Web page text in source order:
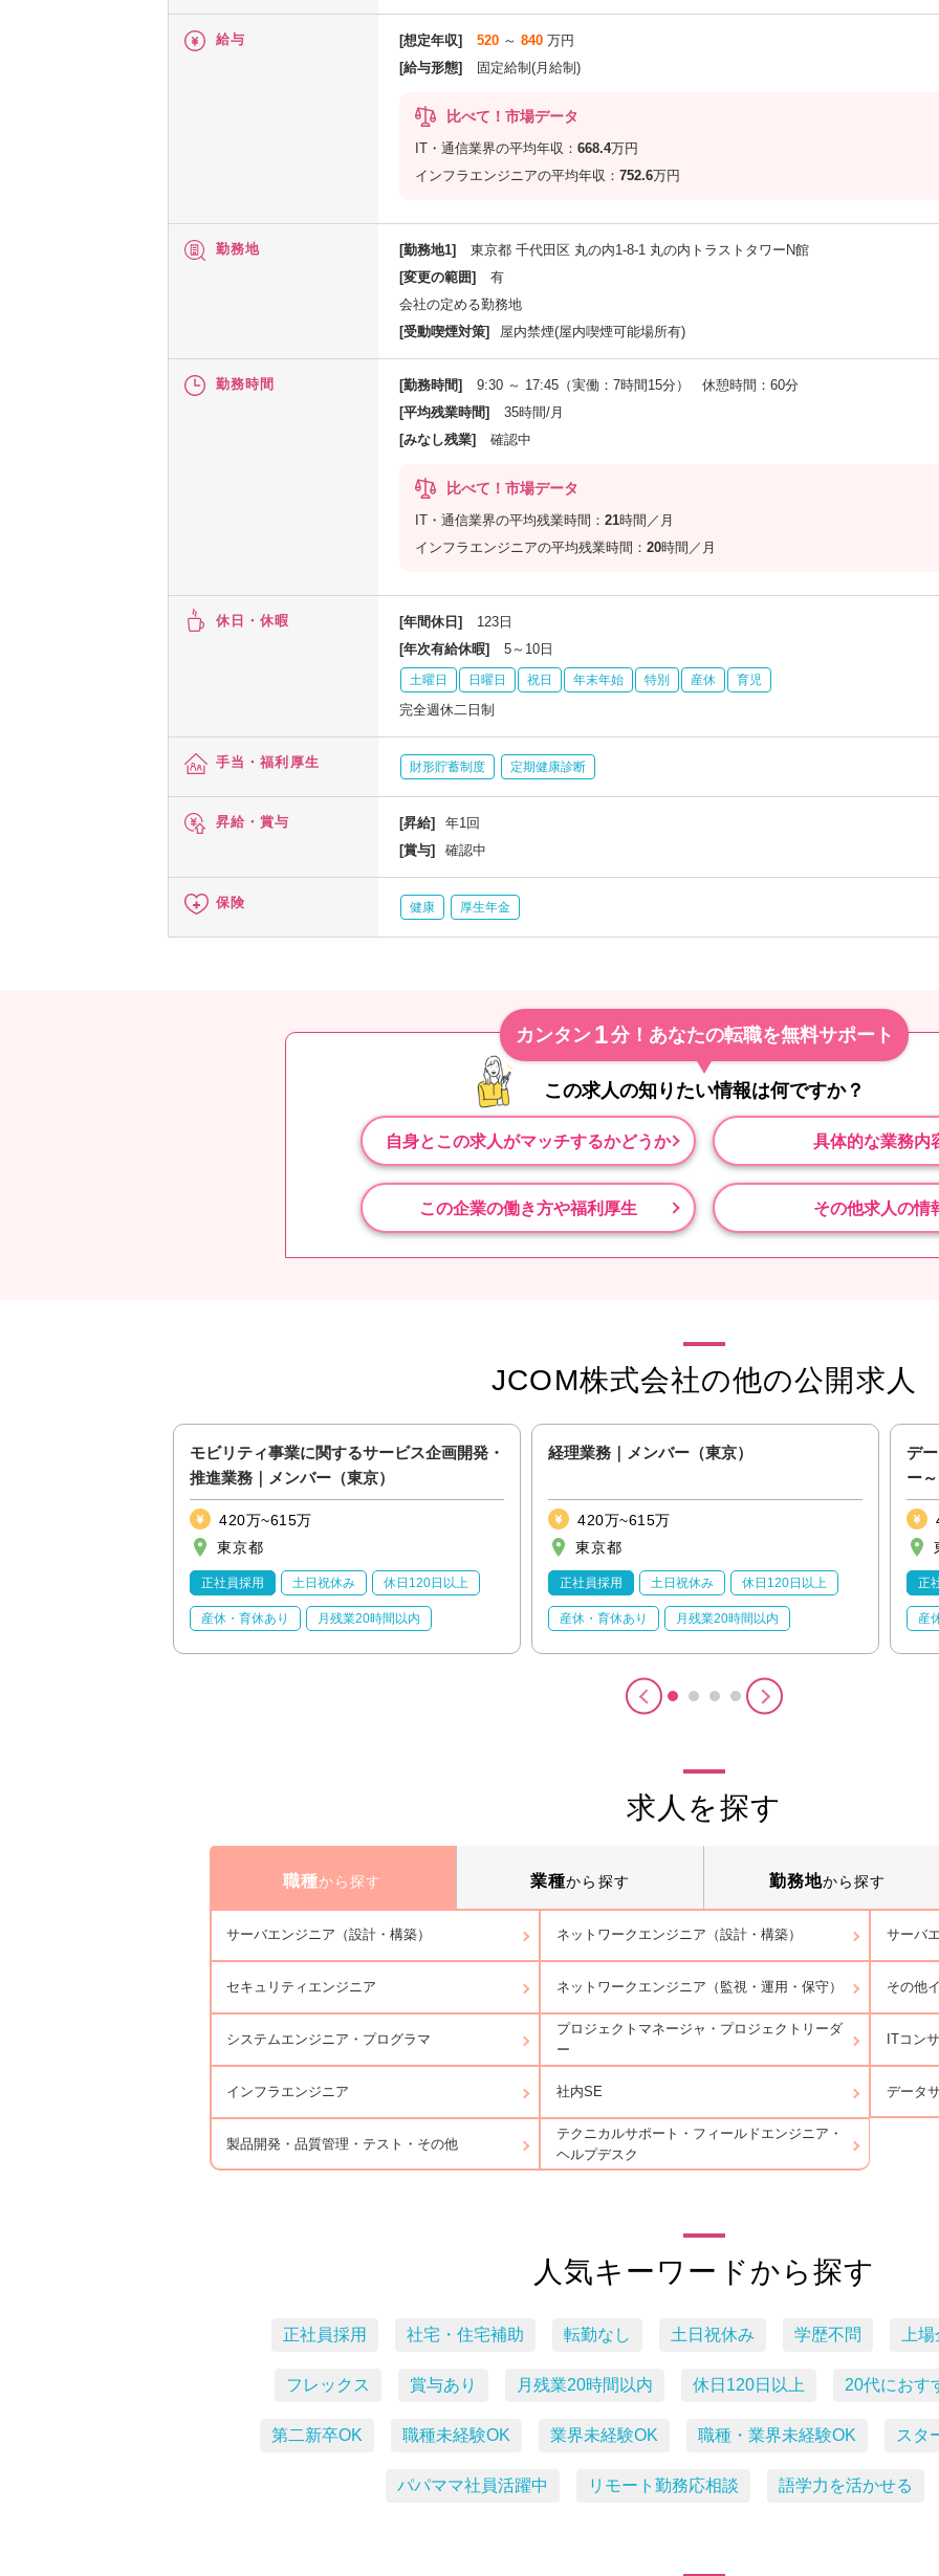
給与 [想定年収] 520 ～ 840 万円
[給与形態]
固定給制(月給制)
比べて！市場データ
IT・通信業界の平均年収： 668.4万円
インフラエンジニアの平均年収： 752.6万円
勤務地 [勤務地1]
東京都 千代田区 丸の内1-8-1 丸の内トラストタワーN館
[変更の範囲]
有
会社の定める勤務地
[受動喫煙対策]
屋内禁煙(屋内喫煙可能場所有)
勤務時間 [勤務時間]
9:30 ～ 17:45（実働：7時間15分） 休憩時間：60分
[平均残業時間]
35時間/月
[みなし残業]
確認中
比べて！市場データ
IT・通信業界の平均残業時間： 21時間／月
インフラエンジニアの平均残業時間： 20時間／月
休日・休暇 [年間休日]
123日
[年次有給休暇]
5～10日
土曜日 日曜日 祝日 年末年始 特別 産休 育児
完全週休二日制
手当・福利厚生 財形貯蓄制度 定期健康診断
昇給・賞与 [昇給]
年1回
[賞与]
確認中
保険 健康 厚生年金
カンタン 1分！あなたの転職を無料サポート
この求人の知りたい情報は何ですか？
自身とこの求人がマッチするかどうか 具体的な業務内
この企業の働き方や福利厚生 その他求人の情
JCOM株式会社の他の公開求人
モビリティ事業に関するサービス企画開発・
推進業務｜メンバー（東京）
420万~615万
東京都
正社員採用 土日祝休み 休日120日以上
産休・育休あり 月残業20時間以内
経理業務｜メンバー（東京）
420万~615万
東京都
正社員採用 土日祝休み 休日120日以上
産休・育休あり 月残業20時間以内
デ
ー
正
産
求人を探す
職種から探す 業種から探す 勤務地から探す
サーバエンジニア（設計・構築） ネットワークエンジニア（設計・構築） サーバ
セキュリティエンジニア ネットワークエンジニア（監視・運用・保守） その他
システムエンジニア・プログラマ
プロジェクトマネージャ・プロジェクトリーダ
ー
ITコン
インフラエンジニア 社内SE データ
製品開発・品質管理・テスト・その他
テクニカルサポート・フィールドエンジニア・
ヘルプデスク
人気キーワードから探す
正社員採用 社宅・住宅補助 転勤なし 土日祝休み 学歴不問 上
フレックス 賞与あり 月残業20時間以内 休日120日以上 20代におす
第二新卒OK 職種未経験OK 業界未経験OK 職種・業界未経験OK スタ
パパママ社員活躍中 リモート勤務応相談 語学力を活かせる